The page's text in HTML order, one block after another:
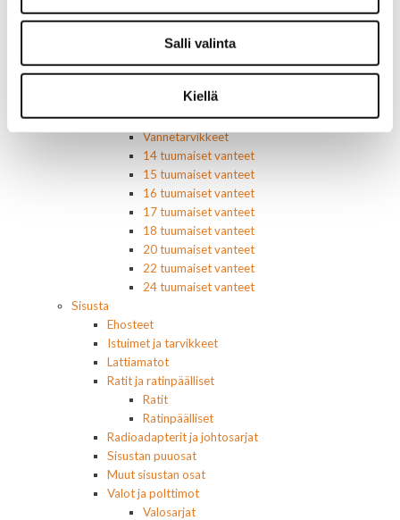
Salli valinta
Kiellä
Renkaat 18"
Renkaat 20"
Renkaat 22"
Renkaat 24"
Vanteet ja tarvikkeet
Pölykapselit, keskiöt, spinnerit
Vannetarvikkeet
14 tuumaiset vanteet
15 tuumaiset vanteet
16 tuumaiset vanteet
17 tuumaiset vanteet
18 tuumaiset vanteet
20 tuumaiset vanteet
22 tuumaiset vanteet
24 tuumaiset vanteet
Sisusta
Ehosteet
Istuimet ja tarvikkeet
Lattiamatot
Ratit ja ratinpäälliset
Ratit
Ratinpäälliset
Radioadapterit ja johtosarjat
Sisustan puuosat
Muut sisustan osat
Valot ja polttimot
Valosarjat